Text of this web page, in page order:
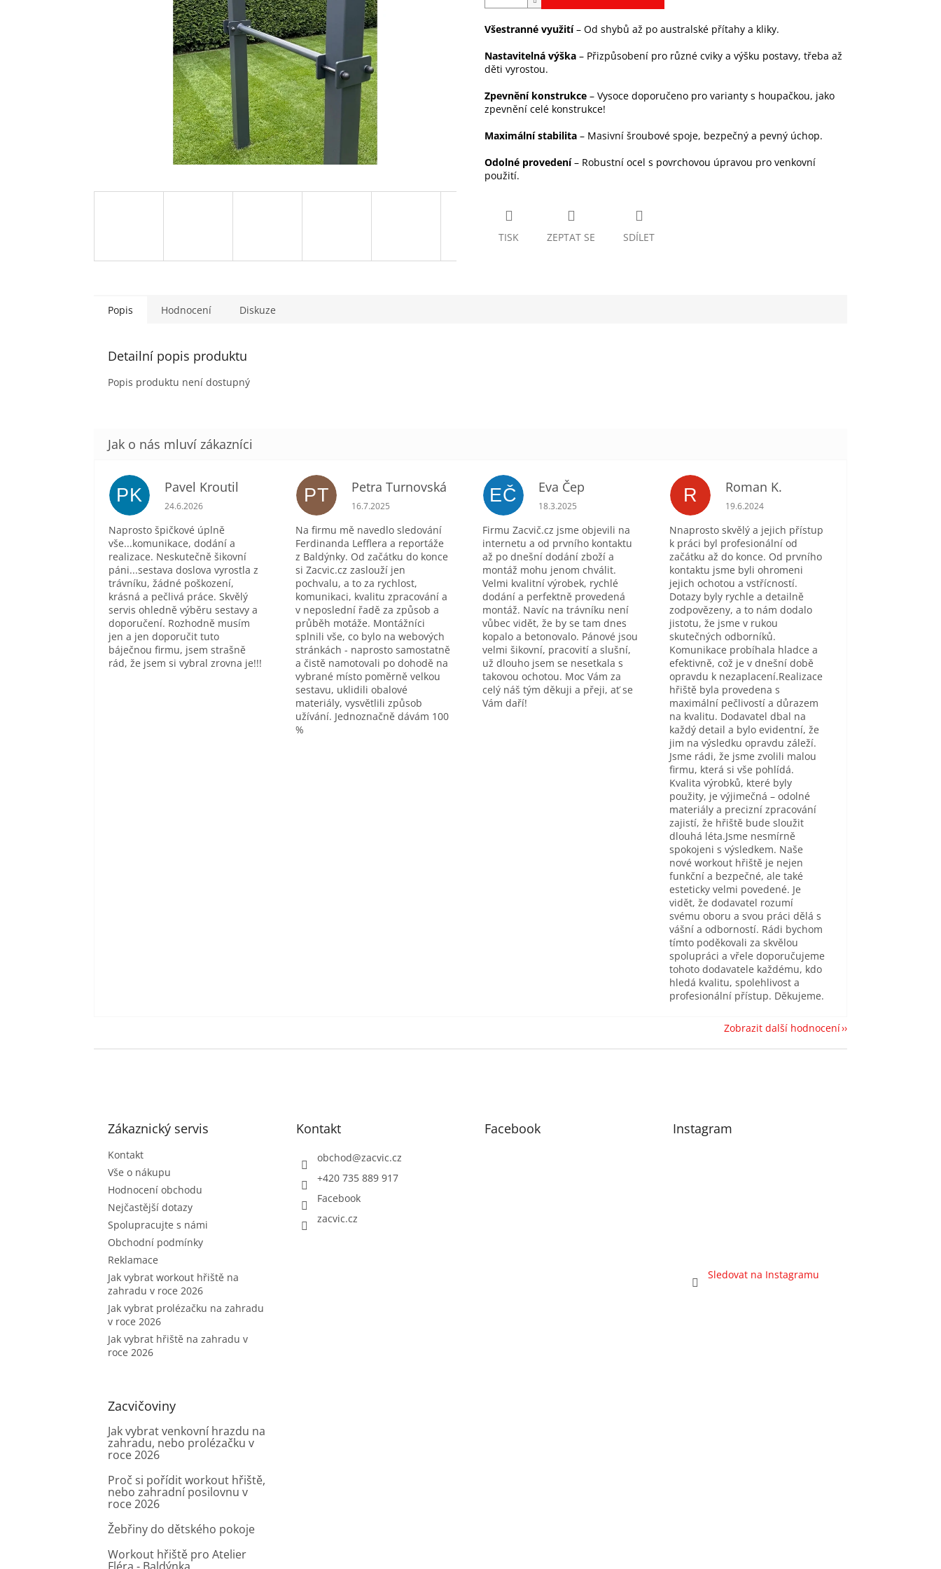
Všestranné využití– Od shybů až po australské přítahy a kliky.
Nastavitelná výška – Přizpůsobení pro různé cviky a výšku postavy, třeba až
děti vyrostou.
Zpevnění konstrukce – Vysoce doporučeno pro varianty s houpačkou, jako
zpevnění celé konstrukce!
Maximální stabilita – Masivní šroubové spoje, bezpečný a pevný úchop.
Odolné provedení– Robustní ocel s povrchovou úpravou pro venkovní
použití.
TISK ZEPTAT SE SDÍLET
Popis Hodnocení Diskuze
Detailní popis produktu
Popis produktu není dostupný
PK Pavel Kroutil
Hodnocení obchodu je 5 z 5 hvězdiček.
24.6.2026
Naprosto špičkové úplně
vše...komunikace, dodání a
realizace. Neskutečně šikovní
páni...sestava doslova vyrostla z
trávníku, žádné poškození,
krásná a pečlivá práce. Skvělý
servis ohledně výběru sestavy a
doporučení. Rozhodně musím
jen a jen doporučit tuto
báječnou firmu, jsem strašně
rád, že jsem si vybral zrovna je!!!
PT Petra Turnovská
Hodnocení obchodu je 5 z 5 hvězdiček.
16.7.2025
Na firmu mě navedlo sledování
Ferdinanda Lefflera a reportáže
z Baldýnky. Od začátku do konce
si Zacvic.cz zaslouží jen
pochvalu, a to za rychlost,
komunikaci, kvalitu zpracování a
v neposlední řadě za způsob a
průběh motáže. Montážníci
splnili vše, co bylo na webových
stránkách - naprosto samostatně
a čistě namotovali po dohodě na
vybrané místo poměrně velkou
sestavu, uklidili obalové
materiály, vysvětlili způsob
užívání. Jednoznačně dávám 100
%
EČ Eva Čep
Hodnocení obchodu je 5 z 5 hvězdiček.
18.3.2025
Firmu Zacvič.cz jsme objevili na
internetu a od prvního kontaktu
až po dnešní dodání zboží a
montáž mohu jenom chválit.
Velmi kvalitní výrobek, rychlé
dodání a perfektně provedená
montáž. Navíc na trávníku není
vůbec vidět, že by se tam dnes
kopalo a betonovalo. Pánové jsou
velmi šikovní, pracovití a slušní,
už dlouho jsem se nesetkala s
takovou ochotou. Moc Vám za
celý náš tým děkuji a přeji, ať se
Vám daří!
R Roman K.
Hodnocení obchodu je 5 z 5 hvězdiček.
19.6.2024
Nnaprosto skvělý a jejich přístup
k práci byl profesionální od
začátku až do konce. Od prvního
kontaktu jsme byli ohromeni
jejich ochotou a vstřícností.
Dotazy byly rychle a detailně
zodpovězeny, a to nám dodalo
jistotu, že jsme v rukou
skutečných odborníků.
Komunikace probíhala hladce a
efektivně, což je v dnešní době
opravdu k nezaplacení.Realizace
hřiště byla provedena s
maximální pečlivostí a důrazem
na kvalitu. Dodavatel dbal na
každý detail a bylo evidentní, že
jim na výsledku opravdu záleží.
Jsme rádi, že jsme zvolili malou
firmu, která si vše pohlídá.
Kvalita výrobků, které byly
použity, je výjimečná – odolné
materiály a precizní zpracování
zajistí, že hřiště bude sloužit
dlouhá léta.Jsme nesmírně
spokojeni s výsledkem. Naše
nové workout hřiště je nejen
funkční a bezpečné, ale také
esteticky velmi povedené. Je
vidět, že dodavatel rozumí
svému oboru a svou práci dělá s
vášní a odborností. Rádi bychom
tímto poděkovali za skvělou
spolupráci a vřele doporučujeme
tohoto dodavatele každému, kdo
hledá kvalitu, spolehlivost a
profesionální přístup. Děkujeme.
Zobrazit další hodnocení
Zákaznický servis
Kontakt
Vše o nákupu
Hodnocení obchodu
Nejčastější dotazy
Spolupracujte s námi
Obchodní podmínky
Reklamace
Jak vybrat workout hřiště na
zahradu v roce 2026
Jak vybrat prolézačku na zahradu
v roce 2026
Jak vybrat hřiště na zahradu v
roce 2026
Kontakt
obchod@zacvic.cz
+420 735 889 917
Facebook
zacvic.cz
Facebook Instagram
Sledovat na Instagramu
Zacvičoviny
Jak vybrat venkovní hrazdu na
zahradu, nebo prolézačku v
roce 2026
Proč si pořídit workout hřiště,
nebo zahradní posilovnu v
roce 2026
Žebřiny do dětského pokoje
Workout hřiště pro Atelier
Fléra - Baldýnka